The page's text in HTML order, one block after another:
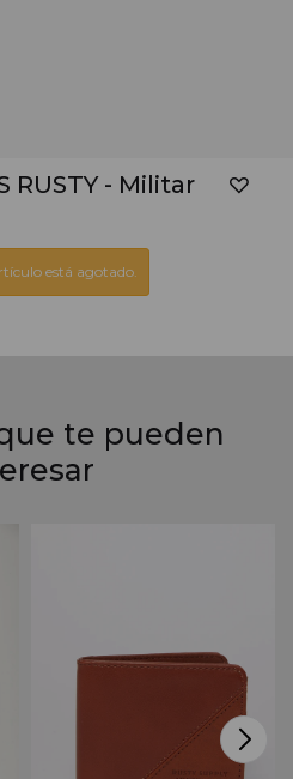
RUSTY - Militar
está agotado.
te pueden